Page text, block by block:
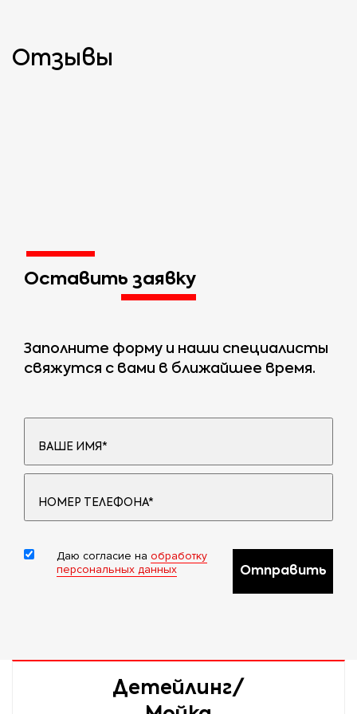
SUZUKI Kizashi;
Рей.
шкале
5 класс по шкале -
ZDX;
BENTLEY Arnage,
Escalade, SRX;
шкале
CADILLAC Escalade
CHEVROLET Tahoe;
CITROEN Jumpi
Multispace;
LEXUS LX 2008;
Отзывы
Оставить заявку
Заполните форму и наши специалисты
свяжутся с вами в ближайшее время.
Даю согласие на обработку
персональных данных
Отправить
Детейлинг/